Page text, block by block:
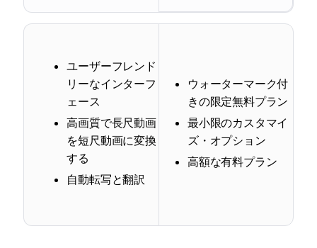
ユーザーフレンド
リーなインターフ
ェース
高画質で長尺動画
を短尺動画に変換
する
自動転写と翻訳
ウォーターマーク付
きの限定無料プラン
最小限のカスタマイ
ズ・オプション
高額な有料プラン